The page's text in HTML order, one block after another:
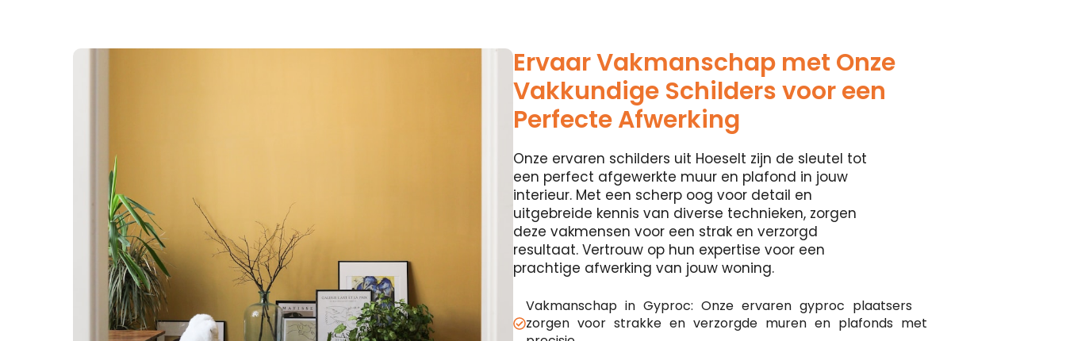
Ervaar Vakmanschap met Onze
Vakkundige Schilders voor een
Perfecte Afwerking
Onze ervaren schilders uit Hoeselt zijn de sleutel tot
een perfect afgewerkte muur en plafond in jouw
interieur. Met een scherp oog voor detail en
uitgebreide kennis van diverse technieken, zorgen
deze vakmensen voor een strak en verzorgd
resultaat. Vertrouw op hun expertise voor een
prachtige afwerking van jouw woning.
Vakmanschap in Gyproc: Onze ervaren gyproc plaatsers
zorgen voor strakke en verzorgde muren en plafonds met